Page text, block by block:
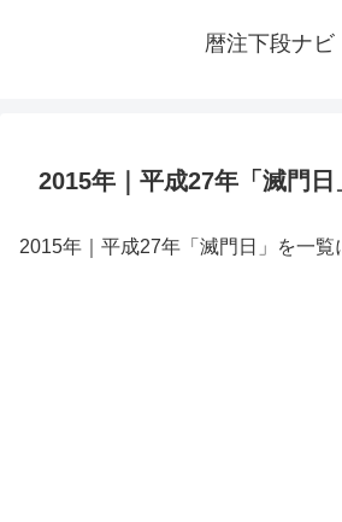
暦注下段ナビ
2015年｜平成27年「滅門日
2015年｜平成27年「滅門日」を一覧